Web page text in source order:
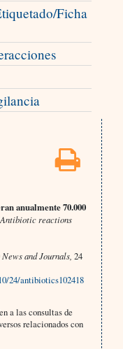
Ficha
anualmente 70.000
reactions
and Journals, 24
24/antibiotics102418
a las consultas de
relacionados con